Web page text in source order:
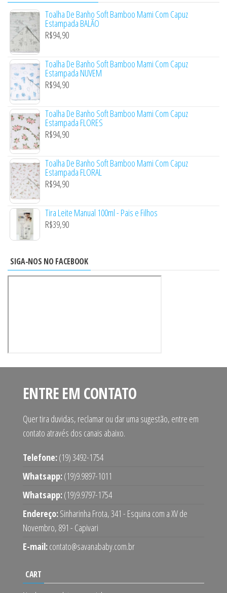
Toalha De Banho Soft Bamboo Mami Com Capuz
Estampada BALÃO
R$94,90
Toalha De Banho Soft Bamboo Mami Com Capuz
Estampada NUVEM
R$94,90
Toalha De Banho Soft Bamboo Mami Com Capuz
Estampada FLORES
R$94,90
Toalha De Banho Soft Bamboo Mami Com Capuz
Estampada FLORAL
R$94,90
Tira Leite Manual 100ml - Pais e Filhos
R$39,90
SIGA-NOS NO FACEBOOK
ENTRE EM CONTATO
Quer tira duvidas, reclamar ou dar uma sugestão, entre em
contato através dos canais abaixo.
Telefone:(19) 3492-1754
Whatsapp:(19)9.9897-1011
Whatsapp:(19)9.9797-1754
Endereço:Sinharinha Frota, 341 - Esquina com a XV de
Novembro, 891 - Capivari
E-mail:contato@savanababy.com.br
CART